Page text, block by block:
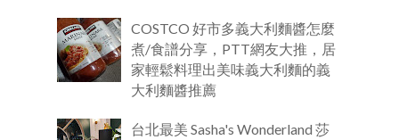
COSTCO 好市多義大利麵醬怎麼
煮/食譜分享，PTT網友大推，居
家輕鬆料理出美味義大利麵的義
大利麵醬推薦
台北最美 Sasha's Wonderland 莎